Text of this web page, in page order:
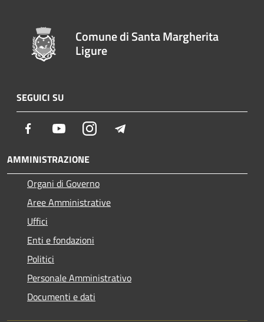
Comune di Santa Margherita
Ligure
SEGUICI SU
Facebook YoutubeInstagram
AMMINISTRAZIONE
Organi di Governo
Aree Amministrative
Uffici
Enti e fondazioni
Politici
Personale Amministrativo
Documenti e dati